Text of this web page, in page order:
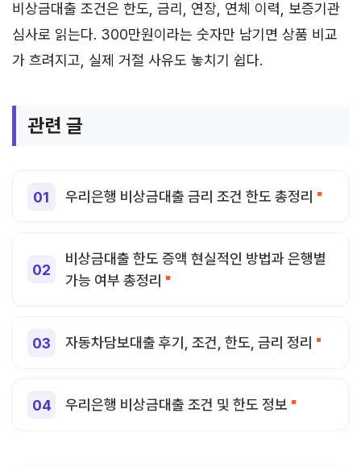
비상금대출 조건은 한도, 금리, 연장, 연체 이력, 보증기관
심사로 읽는다. 300만원이라는 숫자만 남기면 상품 비교
가 흐려지고, 실제 거절 사유도 놓치기 쉽다.
관련 글
우리은행 비상금대출 금리 조건 한도 총정리
비상금대출 한도 증액 현실적인 방법과 은행별
가능 여부 총정리
자동차담보대출 후기, 조건, 한도, 금리 정리
우리은행 비상금대출 조건 및 한도 정보